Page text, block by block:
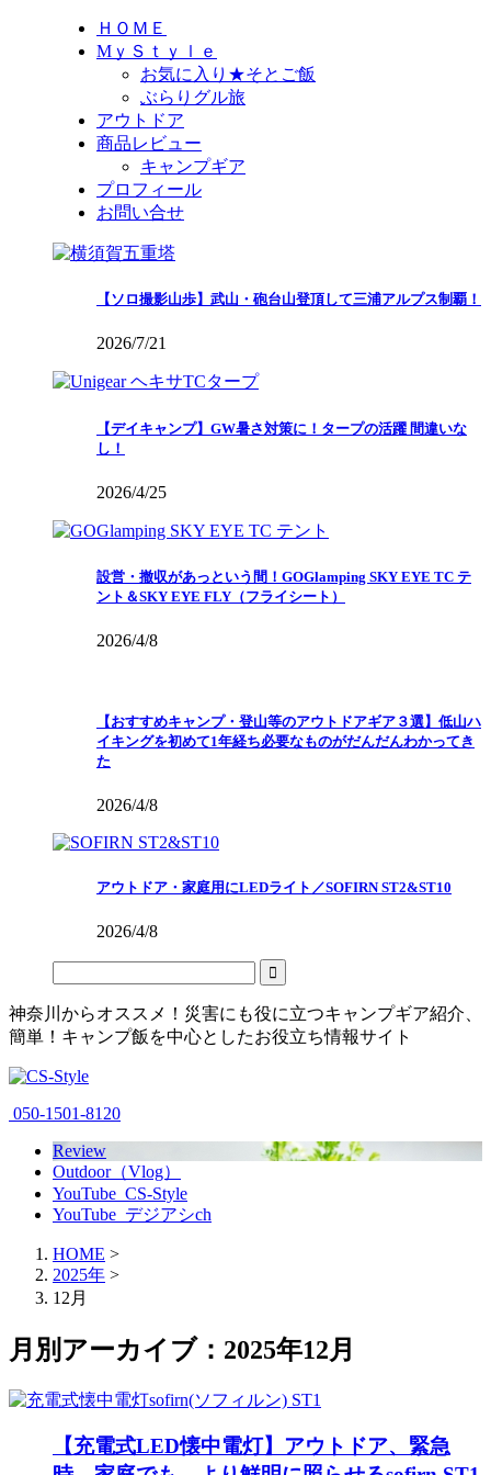
ＨＯＭＥ
MｙＳｔｙｌｅ
お気に入り★そとご飯
ぶらりグル旅
アウトドア
商品レビュー
キャンプギア
プロフィール
お問い合せ
【ソロ撮影山歩】武山・砲台山登頂して三浦アルプス制覇！
2026/7/21
【デイキャンプ】GW暑さ対策に！タープの活躍 間違いな
し！
2026/4/25
設営・撤収があっという間！GOGlamping SKY EYE TC テ
ント＆SKY EYE FLY（フライシート）
2026/4/8
【おすすめキャンプ・登山等のアウトドアギア３選】低山ハ
イキングを初めて1年経ち必要なものがだんだんわかってき
た
2026/4/8
アウトドア・家庭用にLEDライト／SOFIRN ST2&ST10
2026/4/8
神奈川からオススメ！災害にも役に立つキャンプギア紹介、
簡単！キャンプ飯を中心としたお役立ち情報サイト
050-1501-8120
Review
Outdoor（Vlog）
YouTube_CS-Style
YouTube_デジアシch
HOME >
2025年 >
12月
月別アーカイブ：2025年12月
【充電式LED懐中電灯】アウトドア、緊急